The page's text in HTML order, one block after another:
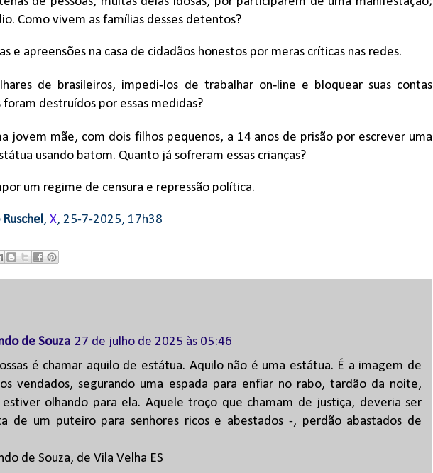
Como vivem as famílias desses detentos?
e apreensões na casa de cidadãos honestos por meras críticas nas redes.
de brasileiros, impedi‑los de trabalhar on‑line e bloquear suas contas
foram destruídos por essas medidas?
jovem mãe, com dois filhos pequenos, a 14 anos de prisão por escrever uma
átua usando batom. Quanto já sofreram essas crianças?
um regime de censura e repressão política.
, X, 25-7-2025, 17h38
de Souza 27 de julho de 2025 às 05:46
é chamar aquilo de estátua. Aquilo não é uma estátua. É a imagem de
vendados, segurando uma espada para enfiar no rabo, tardão da noite,
estiver olhando para ela. Aquele troço que chamam de justiça, deveria ser
de um puteiro para senhores ricos e abestados -, perdão abastados de
de Souza, de Vila Velha ES